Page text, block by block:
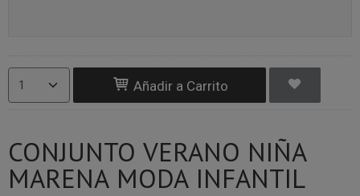
Añadir a Carrito
CONJUNTO VERANO NIÑA
MARENA MODA INFANTIL